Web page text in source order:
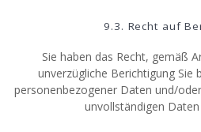
9.3. Recht auf
Sie haben das Recht, gemäß
unverzügliche Berichtigung Sie
personenbezogener Daten und/
unvollständigen